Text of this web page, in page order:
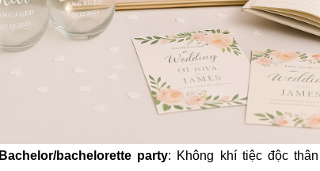
Bachelor/bachelorette party: Không khí tiệc độc